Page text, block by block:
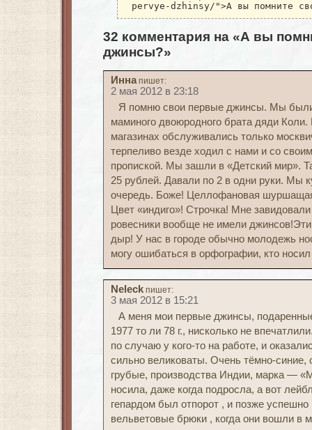
pervye-dzhinsy/">А вы помните
32 комментария на «А вы
джинсы?»
Инна пишет:
2 мая 2012 в 23:18
Я помню свои первые джинсы. Мы были
маминого двоюродного брата дяди
магазинах обслуживались только
терпеливо везде ходил с нами и со
пропиской. Мы зашли в «Детский мир».
25 рублей. Давали по 2 в одни руки. Мы
очередь. Боже! Целлофановая
Цвет «индиго»! Строчка! Мне
ровесники вообще не имели
дыр! У нас в городе обычно молодежь
могу ошибаться в орфографии, кто
Neleck пишет:
3 мая 2012 в 15:21
А меня мои первые джинсы,
1977 то ли 78 г., нисколько не
по случаю у кого-то на работе, и
сильно великоваты. Очень тёмно-синие,
грубые, производства Индии, марка —
носила, даже когда подросла, а вот
гепардом был отпорот , и позже
вельветовые брюки , когда они вошли в